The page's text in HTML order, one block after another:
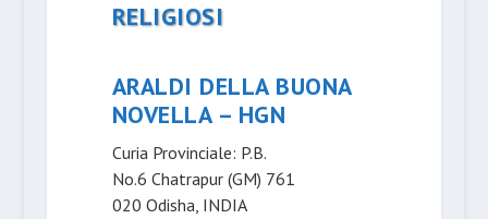
RELIGIOSI
ARALDI DELLA BUONA
NOVELLA – HGN
Curia Provinciale: P.B.
No.6 Chatrapur (GM) 761
020 Odisha, INDIA